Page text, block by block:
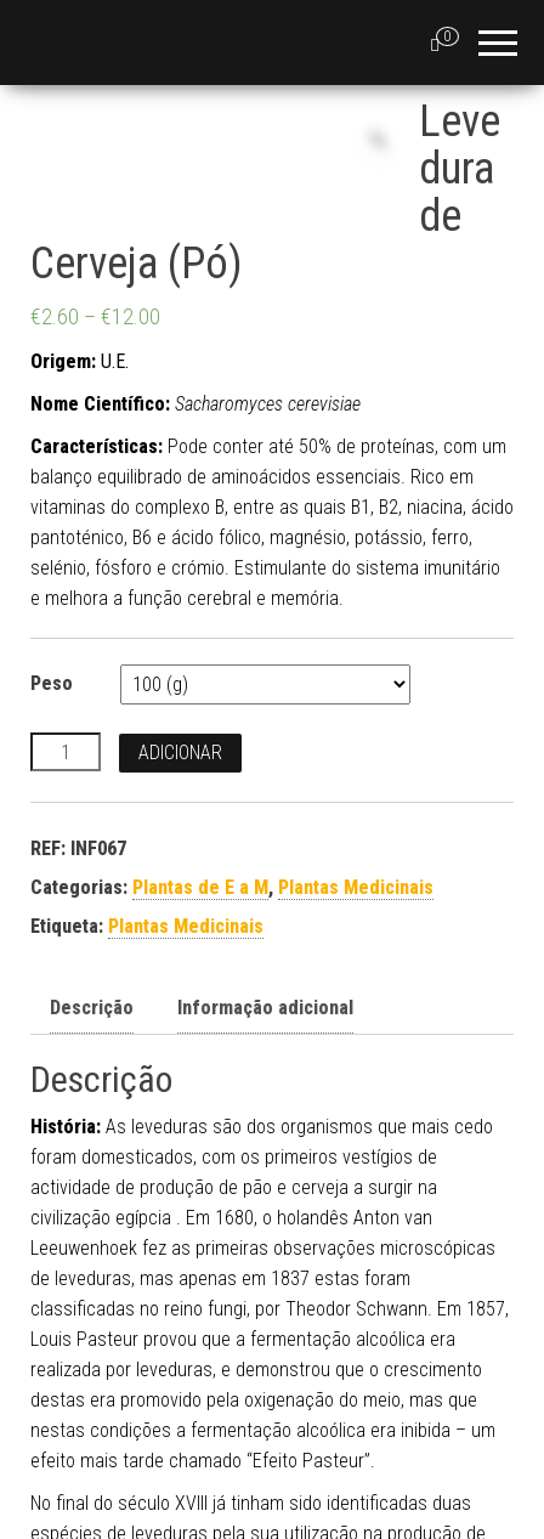
0
Leve
dura
de
Cerveja (Pó)
€2.60 – €12.00
Origem: U.E.
Nome Científico: Sacharomyces cerevisiae
Características: Pode conter até 50% de proteínas, com um
balanço equilibrado de aminoácidos essenciais. Rico em
vitaminas do complexo B, entre as quais B1, B2, niacina, ácido
pantoténico, B6 e ácido fólico, magnésio, potássio, ferro,
selénio, fósforo e crómio. Estimulante do sistema imunitário
e melhora a função cerebral e memória.
Peso
Quantidade ADICIONAR
REF: INF067
Categorias: Plantas de E a M, Plantas Medicinais
Etiqueta: Plantas Medicinais
Descrição Informação adicional
Descrição
História: As leveduras são dos organismos que mais cedo
foram domesticados, com os primeiros vestígios de
actividade de produção de pão e cerveja a surgir na
civilização egípcia . Em 1680, o holandês Anton van
Leeuwenhoek fez as primeiras observações microscópicas
de leveduras, mas apenas em 1837 estas foram
classificadas no reino fungi, por Theodor Schwann. Em 1857,
Louis Pasteur provou que a fermentação alcoólica era
realizada por leveduras, e demonstrou que o crescimento
destas era promovido pela oxigenação do meio, mas que
nestas condições a fermentação alcoólica era inibida – um
efeito mais tarde chamado “Efeito Pasteur”.
No final do século XVIII já tinham sido identificadas duas
espécies de leveduras pela sua utilização na produção de